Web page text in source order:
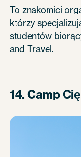
To znakomici
którzy
studentów
and Travel.
14. Camp